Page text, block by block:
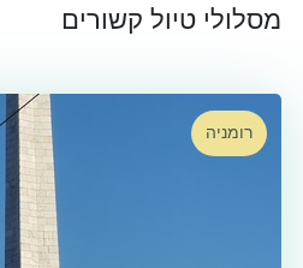
מסלולי טיול קשורים
רומניה